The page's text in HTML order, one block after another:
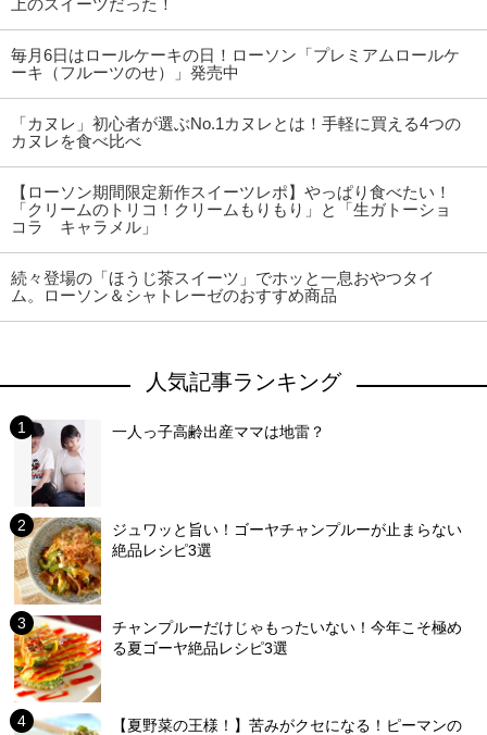
上のスイーツだった！
毎月6日はロールケーキの日！ローソン「プレミアムロールケ
ーキ（フルーツのせ）」発売中
「カヌレ」初心者が選ぶNo.1カヌレとは！手軽に買える4つの
カヌレを食べ比べ
【ローソン期間限定新作スイーツレポ】やっぱり食べたい！
「クリームのトリコ！クリームもりもり」と「生ガトーショ
コラ キャラメル」
続々登場の「ほうじ茶スイーツ」でホッと一息おやつタイ
ム。ローソン＆シャトレーゼのおすすめ商品
人気記事ランキング
一人っ子高齢出産ママは地雷？
ジュワッと旨い！ゴーヤチャンプルーが止まらない
絶品レシピ3選
チャンプルーだけじゃもったいない！今年こそ極め
る夏ゴーヤ絶品レシピ3選
【夏野菜の王様！】苦みがクセになる！ピーマンの